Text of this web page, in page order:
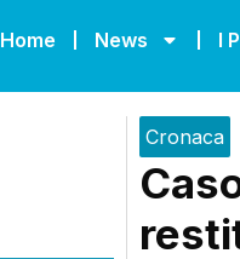
Home News I
Cronaca